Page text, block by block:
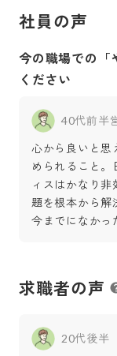
社員の声
今の職場での「
ください
40代前半
心から良いと思
められること。
ィスはかなり
題を根本から解
今までになかっ
求職者の声
20代後半